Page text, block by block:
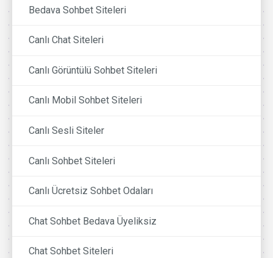
Bedava Sohbet Siteleri
Canlı Chat Siteleri
Canlı Görüntülü Sohbet Siteleri
Canlı Mobil Sohbet Siteleri
Canlı Sesli Siteler
Canlı Sohbet Siteleri
Canlı Ücretsiz Sohbet Odaları
Chat Sohbet Bedava Üyeliksiz
Chat Sohbet Siteleri